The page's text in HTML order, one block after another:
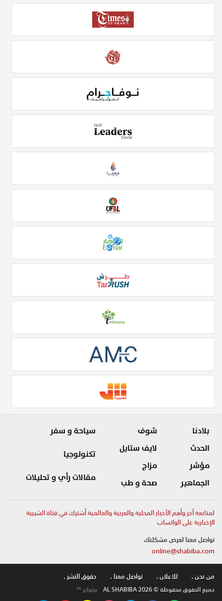
بلادنا
الحدث
مؤشر
الجماهير
شوف
لايف ستايل
مزاج
صحة و طب
سياحة و سفر
تكنولوجيا
مقالات رأي و تحليلات
لمتابعة آخر وأهم الأخبار المحلية والعربية والعالمية أشترك في قناة الشبيبة
الإخبارية على الواتساب
تواصل معنا لعرض مشكلتك
online@shabiba.com
من نحن .
للاعلان . تواصل معنا . حقوق النشر .
جميع الحقوق محفوظة © AL SHABIBA 2026 بيتوايز ™